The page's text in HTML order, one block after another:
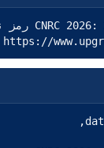
https://